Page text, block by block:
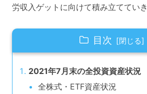
労収入ゲットに向けて積み立てていき
目次
2021年7月末の全投資資産状況
全株式・ETF資産状況